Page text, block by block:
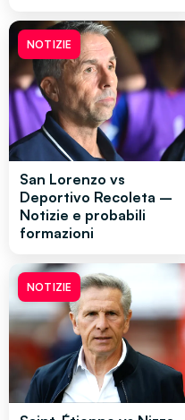
NOTIZIE
San Lorenzo vs
Deportivo Recoleta –
Notizie e probabili
formazioni
NOTIZIE